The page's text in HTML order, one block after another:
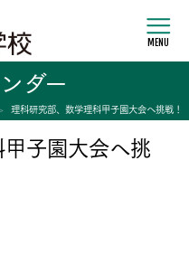
MENU
ダー
理科研究部、数学理科甲子園大会へ挑戦！
子園大会へ挑